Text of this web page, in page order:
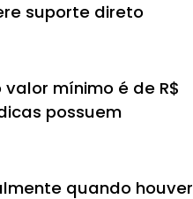
suporte direto
mínimo é de R$
possuem
quando houver